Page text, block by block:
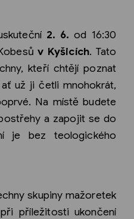
2. 6. od 16:30
v Kyšicích. Tato
kteří chtějí poznat
už ji četli mnohokrát,
Na místě budete
a zapojit se do
je bez teologického
skupiny mažoretek
příležitosti ukončení